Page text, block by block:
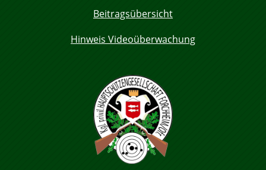
Beitragsübersicht
Hinweis Videoüberwachung